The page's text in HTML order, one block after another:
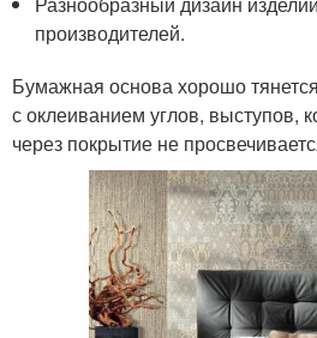
производителей.
Бумажная основа хорошо
с оклеиванием углов, выступов,
через покрытие не